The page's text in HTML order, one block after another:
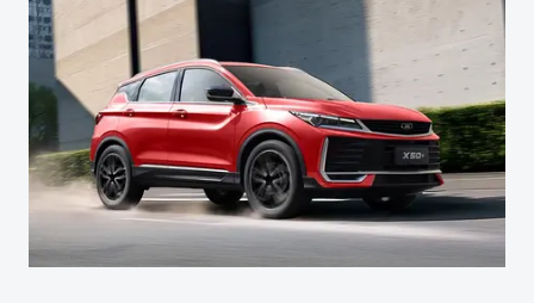
Яркий кроссовер
от 2 219 990 ₽*
Обзор В наличии
S50
Автокредит
Трейд-ин
Страхование
Расчет КАСКО
ПОДДЕРЖКА
Гарантия Belgee
Belgee Линк
Belgee Клуб
Belgee Плюс
Реферальная программа
О дилерском центре
Правовая информация